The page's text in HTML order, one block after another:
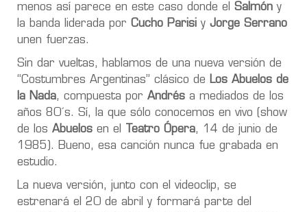
menos así parece en este caso donde el Salmón y
la banda liderada por Cucho Parisi y Jorge Serrano
unen fuerzas.
Sin dar vueltas, hablamos de una nueva versión de
“Costumbres Argentinas” clásico de Los Abuelos de
la Nada, compuesta por Andrés a mediados de los
años 80´s. Sí, la que sólo conocemos en vivo (show
de los Abuelos en el Teatro Ópera, 14 de junio de
1985). Bueno, esa canción nunca fue grabada en
estudio.
La nueva versión, junto con el videoclip, se
estrenará el 20 de abril y formará parte del